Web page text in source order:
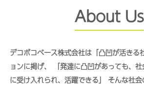
About Us
デコボコベース株式会社は「凸凹が活きる
ョンに掲げ、
「発達に凸凹があっても、
に受け入れられ、活躍できる」
そんな社